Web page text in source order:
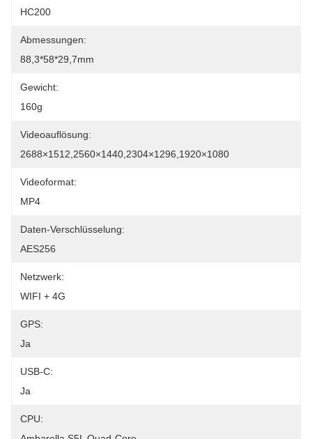
HC200
Abmessungen:
88,3*58*29,7mm
Gewicht:
160g
Videoauflösung:
2688×1512,2560×1440,2304×1296,1920×1080
Videoformat:
MP4
Daten-Verschlüsselung:
AES256
Netzwerk:
WIFI + 4G
GPS:
Ja
USB-C:
Ja
CPU: